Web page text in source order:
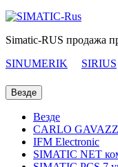
Simatic-RUS продажа
SINUMERIK
SIRIUS
Везде
Везде
CARLO
IFM Electronic
SIMATIC NET